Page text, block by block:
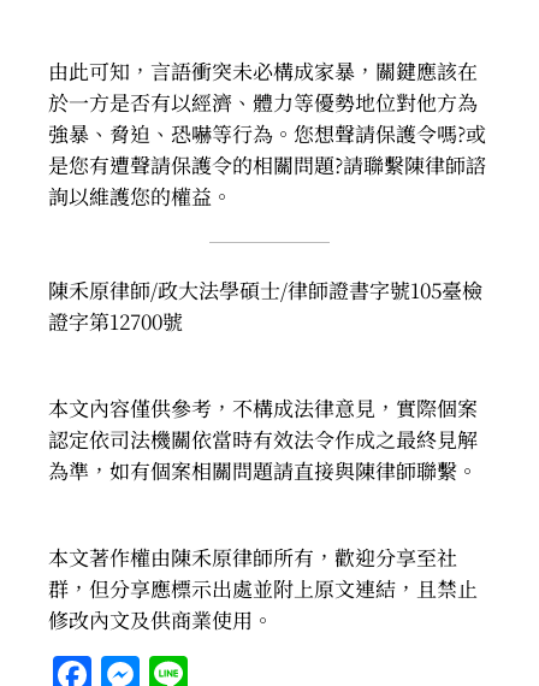
由此可知，言語衝突未必構成家暴，關鍵應該在
於一方是否有以經濟、體力等優勢地位對他方為
強暴、脅迫、恐嚇等行為。您想聲請保護令嗎?或
是您有遭聲請保護令的相關問題?請聯繫陳律師諮
詢以維護您的權益。
陳禾原律師/政大法學碩士/律師證書字號105臺檢
證字第12700號
本文內容僅供參考，不構成法律意見，實際個案
認定依司法機關依當時有效法令作成之最終見解
為準，如有個案相關問題請直接與陳律師聯繫。
本文著作權由陳禾原律師所有，歡迎分享至社
群，但分享應標示出處並附上原文連結，且禁止
修改內文及供商業使用。